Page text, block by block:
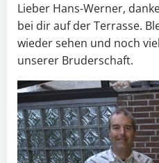
Lieber Hans-Werner,
bei dir auf der Terrasse.
wieder sehen und noch
unserer Bruderschaft.